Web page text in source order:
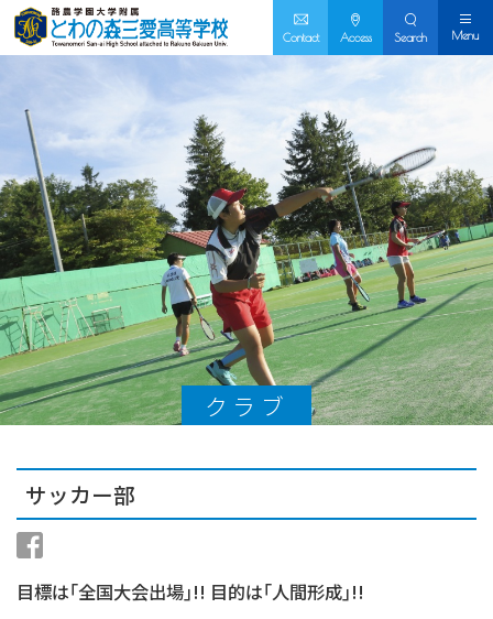
Contact Access Search Menu
クラブ
サッカー部
目標は｢全国大会出場｣!! 目的は｢人間形成｣!!